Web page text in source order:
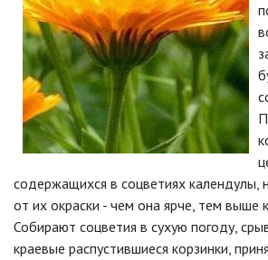
содержащихся в соцветиях календулы,
от их окраски - чем она ярче, тем выше
Собирают соцветия в сухую погоду,
краевые распустившиеся корзинки,